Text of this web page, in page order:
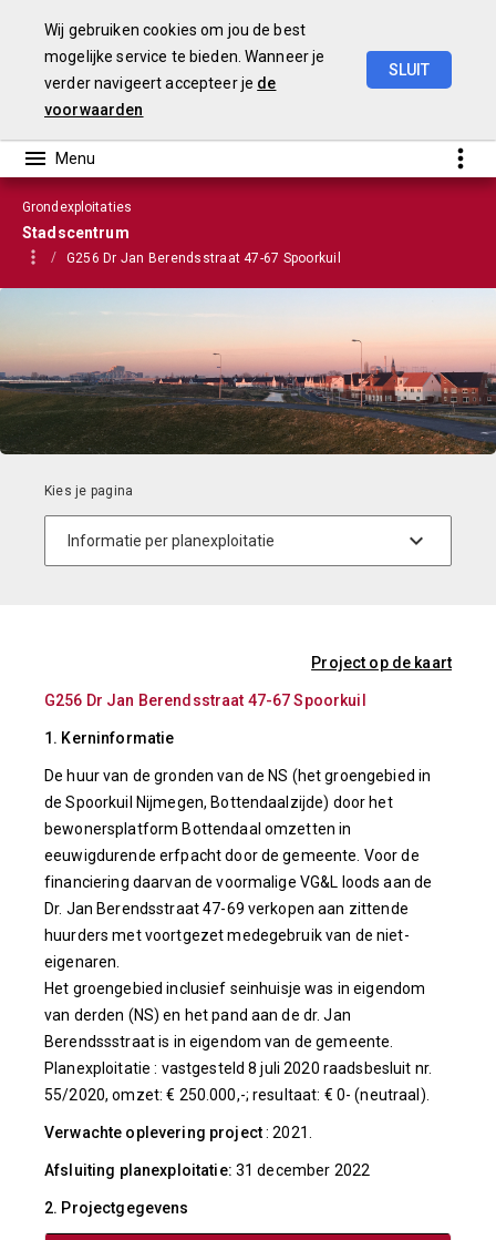
Wij gebruiken cookies om jou de best
mogelijke service te bieden. Wanneer je
verder navigeert accepteer je de
voorwaarden
SLUIT
Grondexploitaties
Stadscentrum
G256 Dr Jan Berendsstraat 47-67 Spoorkuil
Project op de kaart
G256 Dr Jan Berendsstraat 47-67 Spoorkuil
1. Kerninformatie
De huur van de gronden van de NS (het groengebied in
de Spoorkuil Nijmegen, Bottendaalzijde) door het
bewonersplatform Bottendaal omzetten in
eeuwigdurende erfpacht door de gemeente. Voor de
financiering daarvan de voormalige VG&L loods aan de
Dr. Jan Berendsstraat 47-69 verkopen aan zittende
huurders met voortgezet medegebruik van de niet-
eigenaren.
Het groengebied inclusief seinhuisje was in eigendom
van derden (NS) en het pand aan de dr. Jan
Berendssstraat is in eigendom van de gemeente.
Planexploitatie : vastgesteld 8 juli 2020 raadsbesluit nr.
55/2020, omzet: € 250.000,-; resultaat: € 0- (neutraal).
Verwachte oplevering project: 2021.
Afsluiting planexploitatie: 31 december 2022
2. Projectgegevens